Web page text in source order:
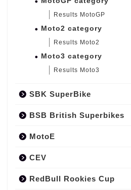
Results MotoGP
Moto2 category
Results Moto2
Moto3 category
Results Moto3
SBK SuperBike
BSB British Superbikes
MotoE
CEV
RedBull Rookies Cup